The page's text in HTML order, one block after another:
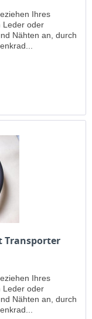
Ihres
Leder oder
Nähten an, durch
Transporter
Ihres
Leder oder
Nähten an, durch